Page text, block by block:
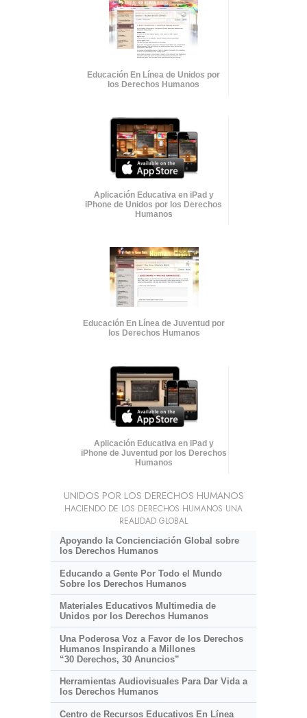
Educación En Línea de Unidos por
los Derechos Humanos
Aplicación Educativa en iPad y
iPhone de Unidos por los Derechos
Humanos
Educación En Línea de Juventud por
los Derechos Humanos
Aplicación Educativa en iPad y
iPhone de Juventud por los Derechos
Humanos
UNIDOS POR LOS DERECHOS HUMANOS
HACIENDO DE LOS DERECHOS HUMANOS UNA
REALIDAD GLOBAL
Apoyando la Concienciación Global sobre
los Derechos Humanos
Educando a Gente Por Todo el Mundo
Sobre los Derechos Humanos
Materiales Educativos Multimedia de
Unidos por los Derechos Humanos
Una Poderosa Voz a Favor de los Derechos
Humanos Inspirando a Millones
“30 Derechos, 30 Anuncios”
Herramientas Audiovisuales Para Dar Vida a
los Derechos Humanos
Centro de Recursos Educativos En Línea